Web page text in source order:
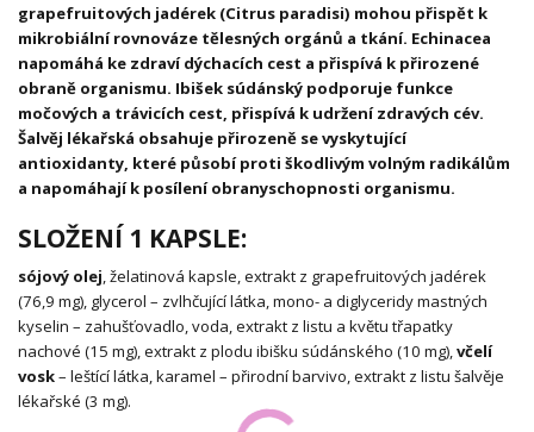
grapefruitových jadérek (Citrus paradisi) mohou přispět k
mikrobiální rovnováze tělesných orgánů a tkání. Echinacea
napomáhá ke zdraví dýchacích cest a přispívá k přirozené
obraně organismu. Ibišek súdánský podporuje funkce
močových a trávicích cest, přispívá k udržení zdravých cév.
Šalvěj lékařská obsahuje přirozeně se vyskytující
antioxidanty, které působí proti škodlivým volným radikálům
a napomáhají k posílení obranyschopnosti organismu.
SLOŽENÍ 1 KAPSLE:
sójový olej, želatinová kapsle, extrakt z grapefruitových jadérek
(76,9 mg), glycerol – zvlhčující látka, mono- a diglyceridy mastných
kyselin – zahušťovadlo, voda, extrakt z listu a květu třapatky
nachové (15 mg), extrakt z plodu ibišku súdánského (10 mg),včelí
vosk– leštící látka, karamel – přirodní barvivo, extrakt z listu šalvěje
lékařské (3 mg).